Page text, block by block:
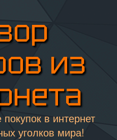
из
в интернет
уголков мира!